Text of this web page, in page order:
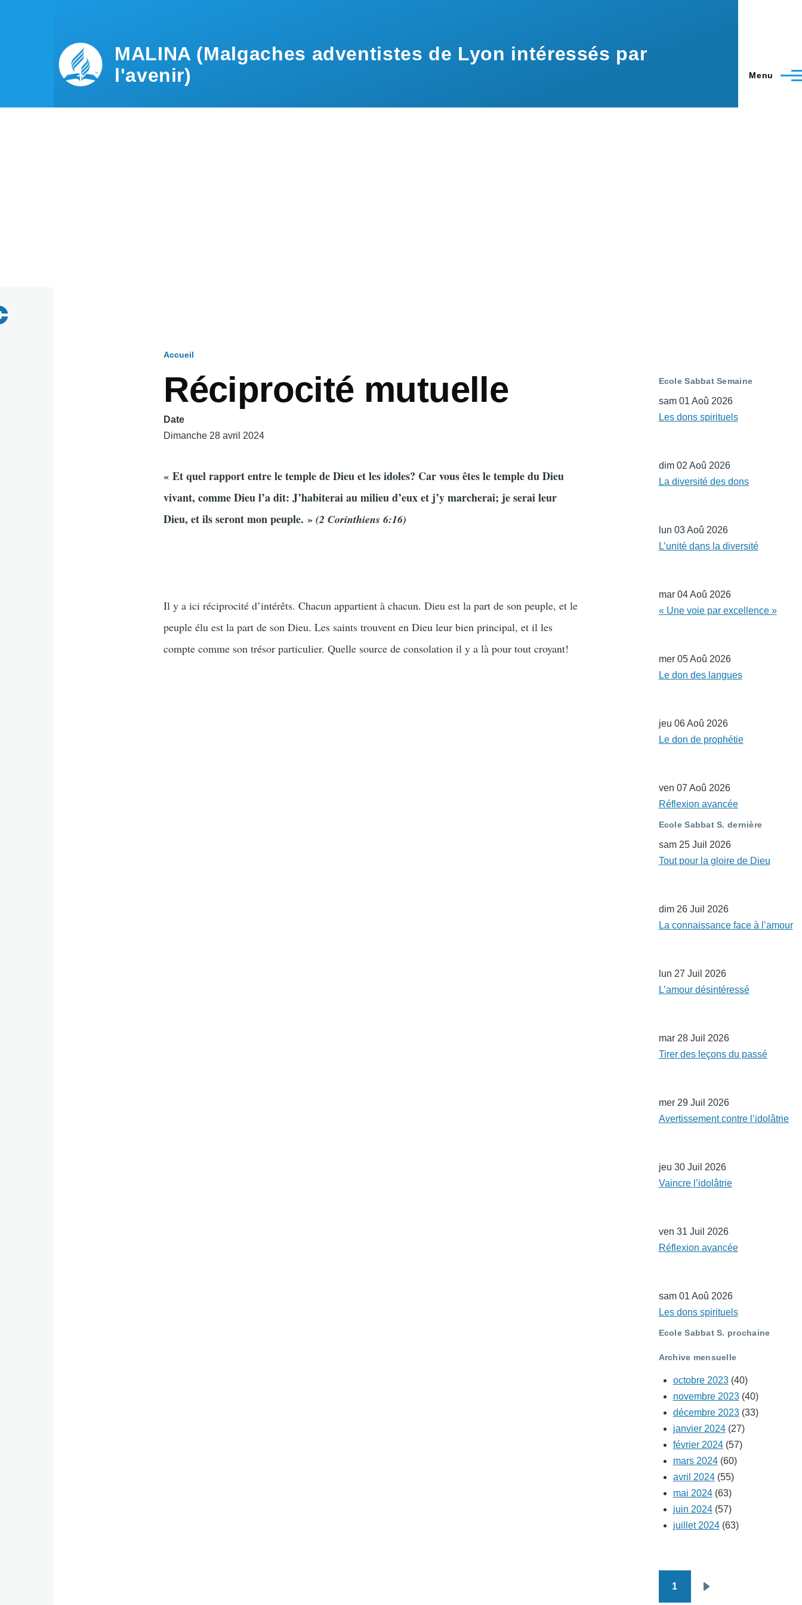
MALINA (Malgaches adventistes de Lyon intéressés par
l'avenir)
Menu
d'Ariane
Accueil
Réciprocité mutuelle
Date
Dimanche 28 avril 2024
« Et quel rapport entre le temple de Dieu et les idoles? Car vous êtes le temple du Dieu
vivant, comme Dieu l’a dit: J’habiterai au milieu d’eux et j’y marcherai; je serai leur
Dieu, et ils seront mon peuple. »(2 Corinthiens 6:16)
Il y a ici réciprocité d’intérêts. Chacun appartient à chacun. Dieu est la part de son peuple, et le
peuple élu est la part de son Dieu. Les saints trouvent en Dieu leur bien principal, et il les
compte comme son trésor particulier. Quelle source de consolation il y a là pour tout croyant!
Ecole Sabbat Semaine
sam 01 Aoû 2026
Les dons spirituels
dim 02 Aoû 2026
La diversité des dons
lun 03 Aoû 2026
L’unité dans la diversité
mar 04 Aoû 2026
« Une voie par excellence »
mer 05 Aoû 2026
Le don des langues
jeu 06 Aoû 2026
Le don de prophétie
ven 07 Aoû 2026
Réflexion avancée
Ecole Sabbat S. dernière
sam 25 Juil 2026
Tout pour la gloire de Dieu
dim 26 Juil 2026
La connaissance face à l’amour
lun 27 Juil 2026
L’amour désintéressé
mar 28 Juil 2026
Tirer des leçons du passé
mer 29 Juil 2026
Avertissement contre l’idolâtrie
jeu 30 Juil 2026
Vaincre l’idolâtrie
ven 31 Juil 2026
Réflexion avancée
sam 01 Aoû 2026
Les dons spirituels
Ecole Sabbat S. prochaine
Archive mensuelle
octobre 2023(40)
novembre 2023(40)
décembre 2023(33)
janvier 2024(27)
février 2024(57)
mars 2024(60)
avril 2024(55)
mai 2024(63)
juin 2024(57)
juillet 2024(63)
Pagination
1